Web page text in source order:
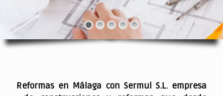
Reformas en Málaga con Sermul S.L. empresa